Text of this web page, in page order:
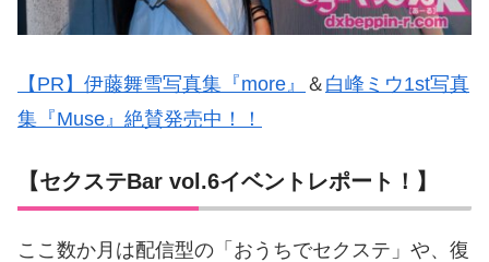
【PR】伊藤舞雪写真集『more』 ＆ 白峰ミウ1st写真
集『Muse』絶賛発売中！！
【セクステBar vol.6イベントレポート！】
ここ数か月は配信型の「おうちでセクステ」や、復